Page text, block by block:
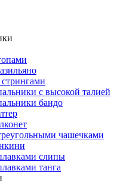
с высокой талией
бандо
чашечками
слипы
танга